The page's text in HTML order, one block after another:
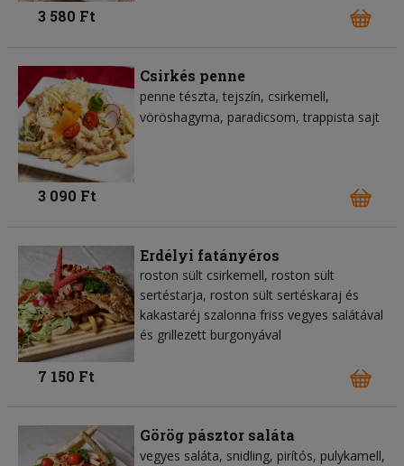
3 580 Ft
Csirkés penne
penne tészta tejszín csirkemell
vöröshagyma paradicsom trappista sajt
3 090 Ft
Erdélyi fatányéros
roston sült csirkemell, roston sült
sertéstarja, roston sült sertéskaraj és
kakastaréj szalonna friss vegyes salátával
és grillezett burgonyával
7 150 Ft
Görög pásztor saláta
vegyes saláta snidling pirítós pulykamell